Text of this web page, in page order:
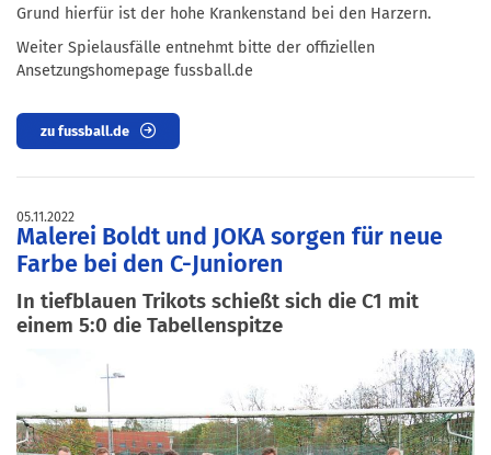
Grund hierfür ist der hohe Krankenstand bei den Harzern.
Weiter Spielausfälle entnehmt bitte der offiziellen
Ansetzungshomepage fussball.de
zu fussball.de
05.11.2022
Malerei Boldt und JOKA sorgen für neue
Farbe bei den C-Junioren
In tiefblauen Trikots schießt sich die C1 mit
einem 5:0 die Tabellenspitze